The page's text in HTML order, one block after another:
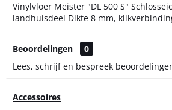
Vinylvloer Meister "DL 500 S"
landhuisdeel Dikte 8 mm,
Beoordelingen
0
Lees, schrijf en bespreek
Accessoires